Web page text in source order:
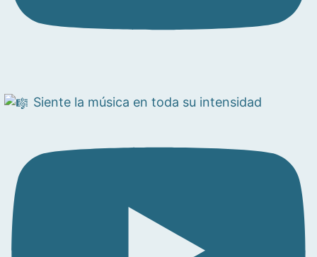
Siente la música en toda su intensidad